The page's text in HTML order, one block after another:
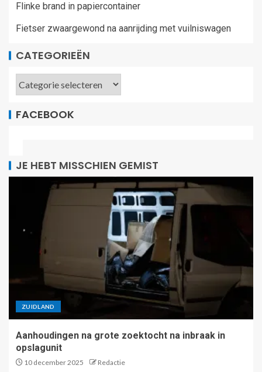
Flinke brand in papiercontainer
Fietser zwaargewond na aanrijding met vuilniswagen
CATEGORIEËN
FACEBOOK
JE HEBT MISSCHIEN GEMIST
ZUIDLAND
Aanhoudingen na grote zoektocht na inbraak in
opslagunit
10 december 2025 Redactie